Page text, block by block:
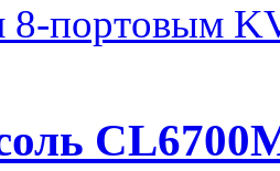
8-портовым